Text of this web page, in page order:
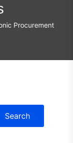
Procurement
Search